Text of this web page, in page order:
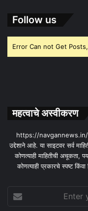
Follow us
Error Can not Get
महत्वाचे अस्वीकरण
https://navgannews.in/ वर
उद्देशाने आहे. या साइटवर सर्व
कोणत्याही माहितीची अचूकता,
कोणत्याही प्रकारचे स्पष्ट किंवा
your